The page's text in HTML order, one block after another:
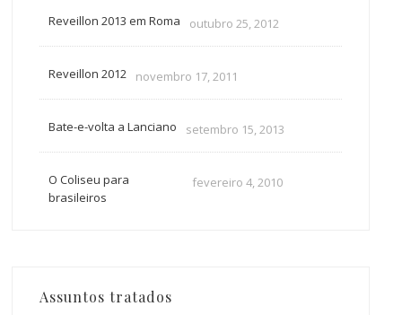
Reveillon 2013 em Roma outubro 25, 2012
Reveillon 2012 novembro 17, 2011
Bate-e-volta a Lanciano setembro 15, 2013
O Coliseu para
brasileiros
fevereiro 4, 2010
Assuntos tratados